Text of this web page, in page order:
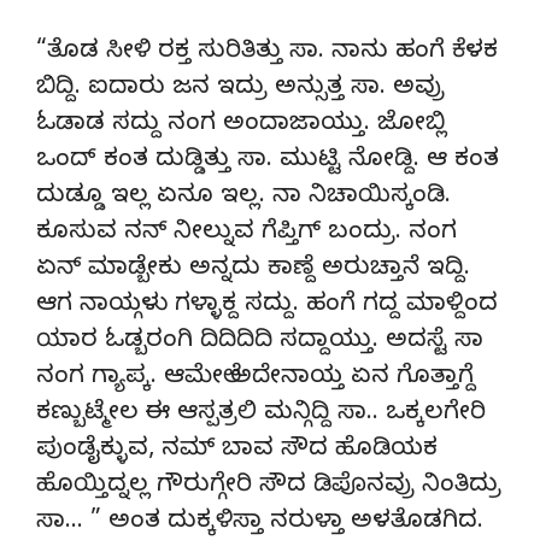
“ತೊಡ ಸೀಳಿ ರಕ್ತ ಸುರಿತಿತ್ತು ಸಾ. ನಾನು ಹಂಗೆ ಕೆಳಕ
ಬಿದ್ದಿ. ಐದಾರು ಜನ ಇದ್ರು ಅನ್ಸುತ್ತ ಸಾ. ಅವ್ರು
ಓಡಾಡ ಸದ್ದು ನಂಗ ಅಂದಾಜಾಯ್ತು. ಜೋಬ್ಲಿ
ಒಂದ್ ಕಂತ ದುಡ್ಡಿತ್ತು ಸಾ. ಮುಟ್ಟಿ ನೋಡ್ದಿ. ಆ ಕಂತ
ದುಡ್ಡೂ ಇಲ್ಲ ಏನೂ ಇಲ್ಲ. ನಾ ನಿಚಾಯಿಸ್ಕಂಡಿ.
ಕೂಸುವ ನನ್ ನೀಲ್ನುವ ಗೆಪ್ತಿಗ್ ಬಂದ್ರು. ನಂಗ
ಏನ್ ಮಾಡ್ಬೇಕು ಅನ್ನದು ಕಾಣ್ದೆ ಅರುಚ್ತಾನೆ ಇದ್ದಿ.
ಆಗ ನಾಯ್ಗಳು ಗಳ್ಳಾಕ್ದ ಸದ್ದು. ಹಂಗೆ ಗದ್ದ ಮಾಳ್ದಿಂದ
ಯಾರ ಓಡ್ಬರಂಗಿ ದಿದಿದಿದಿ ಸದ್ದಾಯ್ತು. ಅದಸ್ಟೆ ಸಾ
ನಂಗ ಗ್ಯಾಪ್ಕ. ಆಮೇಲೆ ಅದೇನಾಯ್ತ ಏನ ಗೊತ್ತಾಗ್ದೆ
ಕಣ್ಬುಟ್ಮೇಲ ಈ ಆಸ್ಪತ್ರಲಿ ಮನ್ಗಿದ್ದಿ ಸಾ.. ಒಕ್ಕಲಗೇರಿ
ಪುಂಡೈಕ್ಳುವ, ನಮ್ ಬಾವ ಸೌದ ಹೊಡಿಯಕ
ಹೊಯ್ತಿದ್ನಲ್ಲ ಗೌರುಗ್ಗೇರಿ ಸೌದ ಡಿಪೊನವ್ರು ನಿಂತಿದ್ರು
ಸಾ… ” ಅಂತ ದುಕ್ಕಳಿಸ್ತಾ ನರುಳ್ತಾ ಅಳತೊಡಗಿದ.